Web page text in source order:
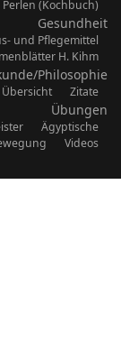
(Kochbuch)
Gesundheit
und Pflegemittel
H. Kihm
Philosophie
Übersicht Zitate
Übungen
Ägyptische
Videos